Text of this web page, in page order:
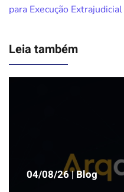
para Execução
Leia também
04/08/26 | Blog